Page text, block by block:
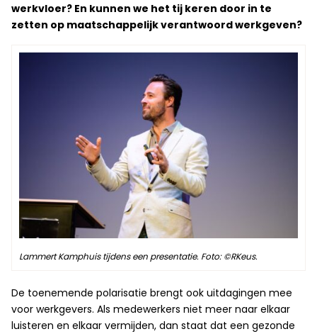
werkvloer? En kunnen we het tij keren door in te
zetten op maatschappelijk verantwoord werkgeven?
Lammert Kamphuis tijdens een presentatie. Foto: ©RKeus.
De toenemende polarisatie brengt ook uitdagingen mee
voor werkgevers. Als medewerkers niet meer naar elkaar
luisteren en elkaar vermijden, dan staat dat een gezonde